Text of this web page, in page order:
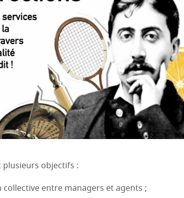
objectifs :
entre managers et agents ;